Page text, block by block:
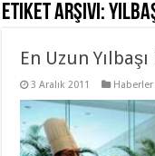
Etiket arşivi:
En Uzun Yılbaşı
3 Aralık 2011 Haberler